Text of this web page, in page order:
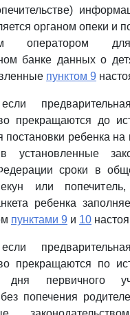
органом опеки и
оператором
банке данных о
пунктом 9
прекращаются до
постановки ребенка на
сроки в
или
ребенка
пунктами 9 и 10
прекращаются по
первичного
попечения